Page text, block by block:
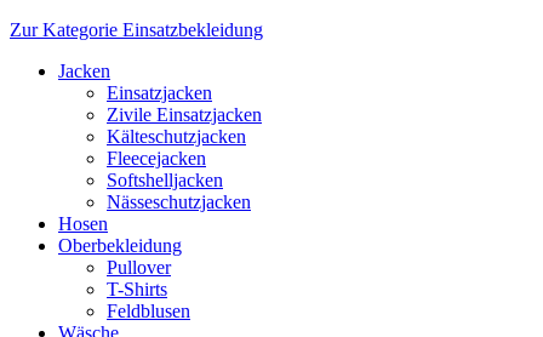
Zur Kategorie Einsatzbekleidung
Jacken
Einsatzjacken
Zivile Einsatzjacken
Kälteschutzjacken
Fleecejacken
Softshelljacken
Nässeschutzjacken
Hosen
Oberbekleidung
Pullover
T-Shirts
Feldblusen
Wäsche